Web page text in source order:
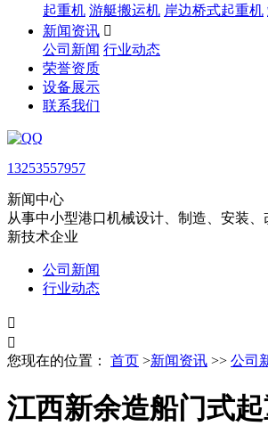
起重机 游艇搬运机 岸边桥式起重机
新闻资讯 
公司新闻 行业动态
荣誉资质
设备展示
联系我们
13253557957
新闻中心
从事中小型港口机械设计、制造、安装
新技术企业
公司新闻
行业动态


您现在的位置： 首页 >新闻资讯 >> 公司
江西新余造船门式